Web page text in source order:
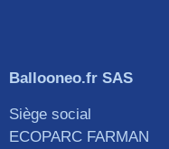
Ballooneo.fr SAS
Siège social
ECOPARC FARMAN